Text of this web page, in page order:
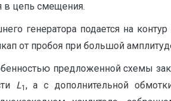
в цепь смещения.
генератора подается на
от пробоя при большой
предложенной схемы
L1 , а с дополнительной